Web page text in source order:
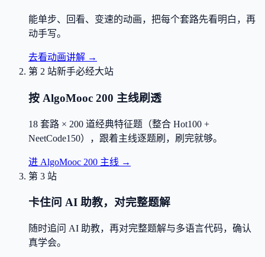
能单步、回看、变速的动画，把每个套路先看明白，再
动手写。
去看动画讲解 →
第 2 站新手必经大站
按 AlgoMooc 200 主线刷透
18 套路 × 200 道经典特征题（整合 Hot100 +
NeetCode150），跟着主线逐题刷，刷完就够。
进 AlgoMooc 200 主线 →
第 3 站
卡住问 AI 助教，对完整题解
随时追问 AI 助教，再对完整题解与多语言代码，确认
真学会。